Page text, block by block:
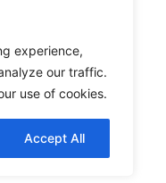
experience,
our traffic.
use of cookies.
Accept All